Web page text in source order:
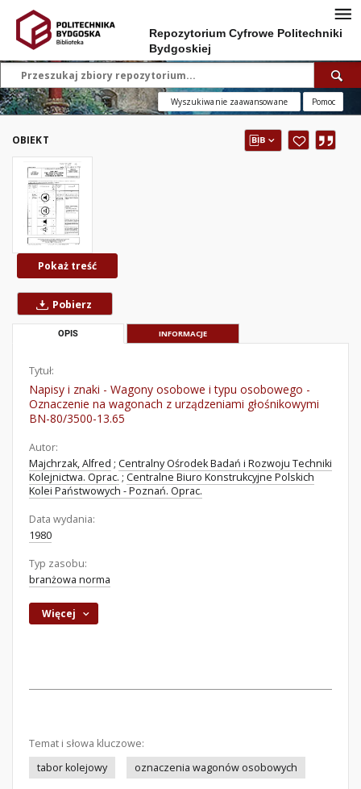
Repozytorium Cyfrowe Politechniki
Bydgoskiej
Wyszukiwanie zaawansowane Pomoc
OBIEKT
Pokaż treść
Pobierz
OPIS INFORMACJE
Tytuł:
Napisy i znaki - Wagony osobowe i typu osobowego -
Oznaczenie na wagonach z urządzeniami głośnikowymi
BN-80/3500-13.65
Autor:
Majchrzak, Alfred ; Centralny Ośrodek Badań i Rozwoju Techniki
Kolejnictwa. Oprac. ; Centralne Biuro Konstrukcyjne Polskich
Kolei Państwowych - Poznań. Oprac.
Data wydania:
1980
Typ zasobu:
branżowa norma
Więcej
Temat i słowa kluczowe:
tabor kolejowy
oznaczenia wagonów osobowych